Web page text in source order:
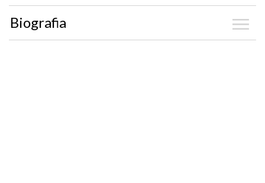
Biografia